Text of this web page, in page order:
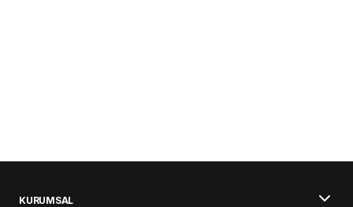
KURUMSAL